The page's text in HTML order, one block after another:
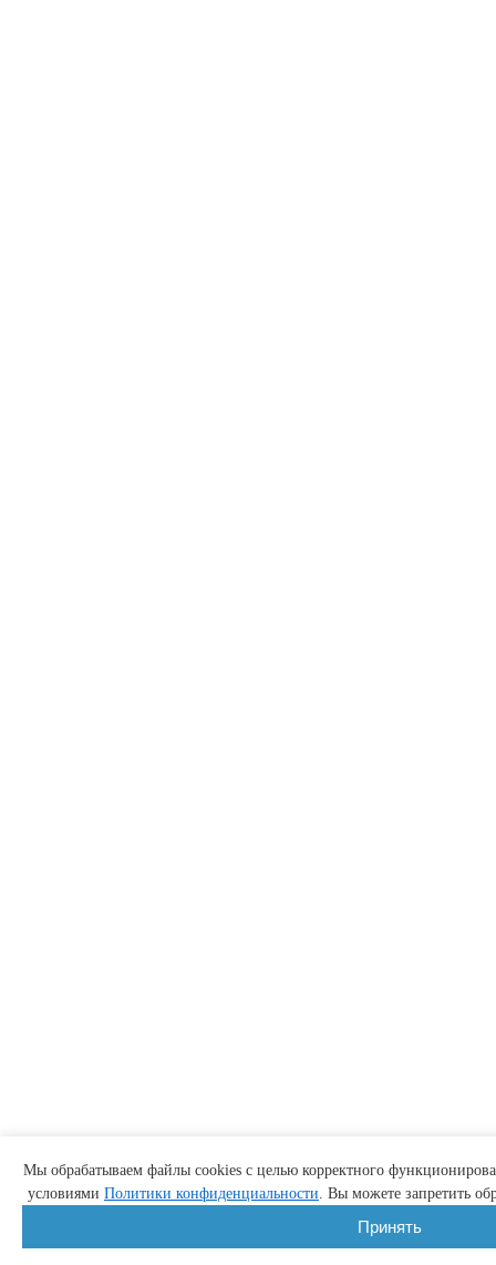
Мы обрабатываем файлы cookies с целью корректного
условиями Политики конфиденциальности. Вы можете запретить
Принять